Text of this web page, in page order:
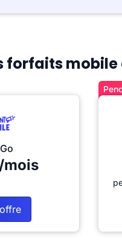
forfaits